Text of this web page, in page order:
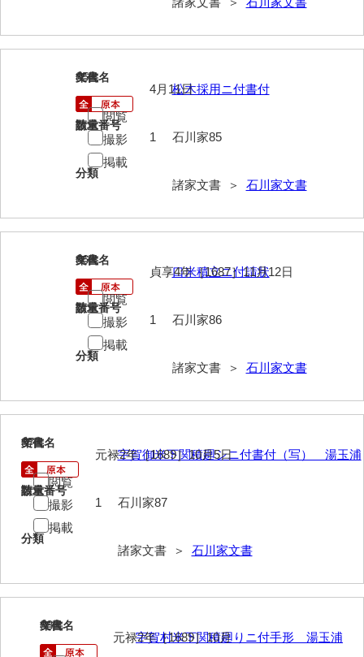
大中家文書（神奈川県）
大村益次郎文書
大本氏収集文書
岡家文書（福栄村）
岡家文書（周南市）
岡田家文書（徳地町）
岡田家文書（萩市）
岡田学収集史料
岡藤家文書
岡本家文書（島根県）
岡本家文書（周防大島町）
尾崎家文書（防府市）
85
文書名
松木採用ニ付書付
請求番号
石川家85
分類
諸家文書 ＞ 石川家文書
年代
4月11日
数量
1
閲覧
撮影
掲載
86
文書名
口米積立ニ付請状
請求番号
石川家86
分類
諸家文書 ＞ 石川家文書
年代
貞享4年［1687］11月12日
数量
1
閲覧
撮影
掲載
87
文書名
宇賀御米下関積廻シニ付書付（写） 湯玉浦
請求番号
石川家87
分類
諸家文書 ＞ 石川家文書
年代
元禄2年［1689］10月5日
数量
1
閲覧
撮影
掲載
88
文書名
宇賀村米下関積廻りニ付手形 湯玉浦
年代
元禄2年［1689］10月